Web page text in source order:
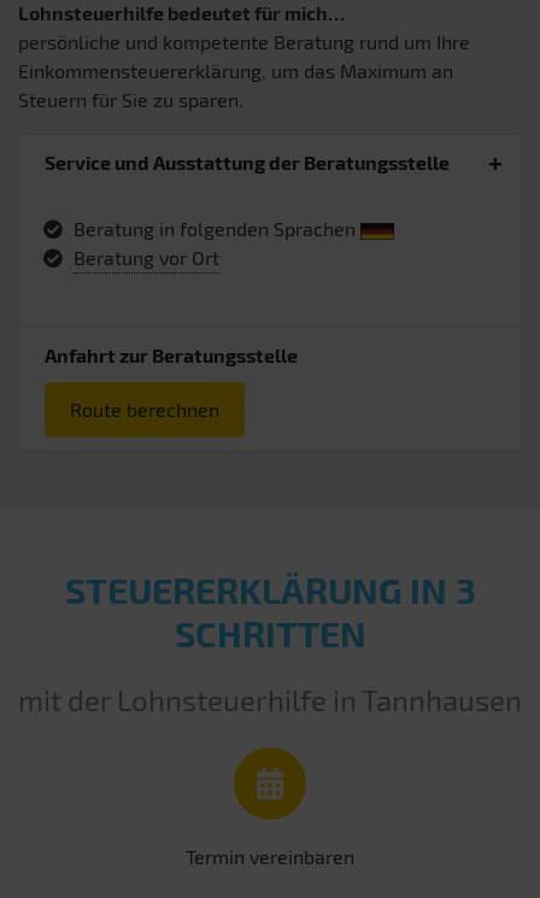
Lohnsteuerhilfe bedeutet für mich…
persönliche und kompetente Beratung rund um Ihre
Einkommensteuererklärung, um das Maximum an
Steuern für Sie zu sparen.
Service und Ausstattung der Beratungsstelle
Beratung in folgenden Sprachen
Beratung vor Ort
Anfahrt zur Beratungsstelle
Route berechnen
STEUERERKLÄRUNG IN 3
SCHRITTEN
mit der Lohnsteuerhilfe in Tannhausen
Termin vereinbaren